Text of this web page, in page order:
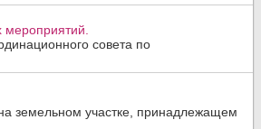
мероприятий.
совета по
земельном участке, принадлежащем